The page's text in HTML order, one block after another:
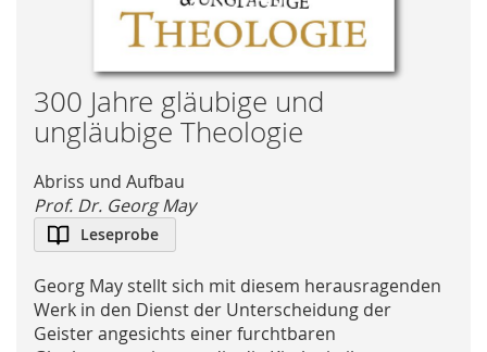
Skip
to
the
of
the
images
300 Jahre gläubige und
ungläubige Theologie
Abriss und Aufbau
Prof. Dr. Georg May
Leseprobe
Georg May stellt sich mit diesem herausragenden
Werk in den Dienst der Unterscheidung der
Geister angesichts einer furchtbaren